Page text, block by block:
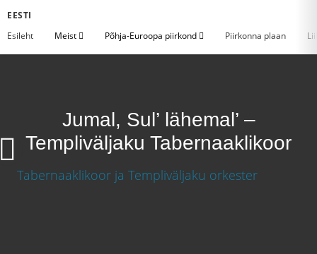
EESTI
Esileht
Meist Põhja-Euroopa piirkond Piirkonna plaan
Jumal, Sul’ lähemal’ –
Templiväljaku Tabernaaklikoor